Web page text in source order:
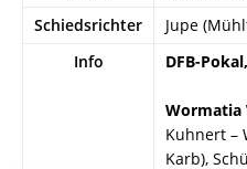
Schiedsrichter
Jupe
Info
DFB-
Wormatia
Kuhnert –
Karb),